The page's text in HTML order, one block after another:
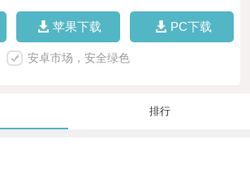
苹果下载 PC下载
安卓市场，安全绿色
排行